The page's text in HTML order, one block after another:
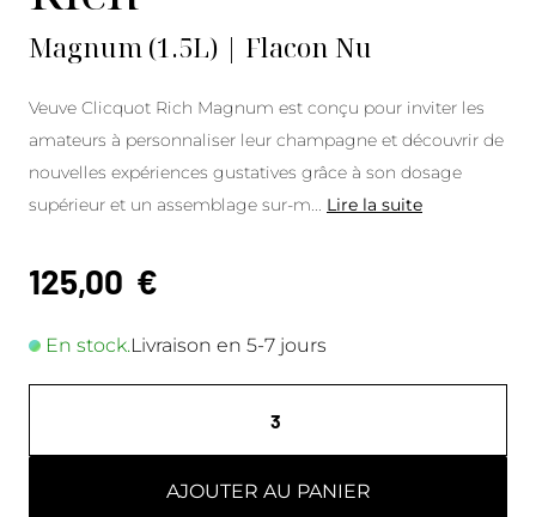
Magnum (1.5L) | Flacon Nu
Veuve Clicquot Rich Magnum est conçu pour inviter les
amateurs à personnaliser leur champagne et découvrir de
nouvelles expériences gustatives grâce à son dosage
supérieur et un assemblage sur-m
Lire la suite
125,00 €
En stock.Livraison en 5-7 jours
AJOUTER AU PANIER